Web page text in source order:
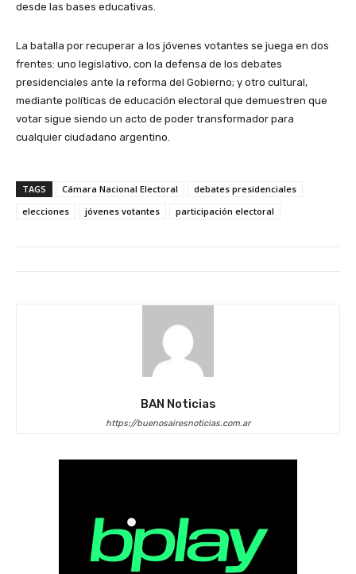
desde las bases educativas.
La batalla por recuperar a los jóvenes votantes se juega en dos
frentes: uno legislativo, con la defensa de los debates
presidenciales ante la reforma del Gobierno; y otro cultural,
mediante políticas de educación electoral que demuestren que
votar sigue siendo un acto de poder transformador para
cualquier ciudadano argentino.
TAGS Cámara Nacional Electoral
debates presidenciales
elecciones
jóvenes votantes participación electoral
BAN Noticias
https://buenosairesnoticias.com.ar